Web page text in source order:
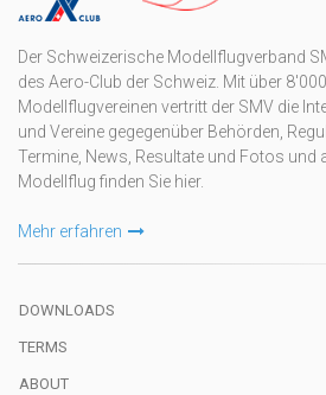
Der Schweizerische Modellflugverband
des Aero-Club der Schweiz. Mit über
Modellflugvereinen vertritt der SMV die
und Vereine gegegenüber Behörden,
Termine, News, Resultate und Fotos und
Modellflug finden Sie hier.
Mehr erfahren
DOWNLOADS
TERMS
ABOUT